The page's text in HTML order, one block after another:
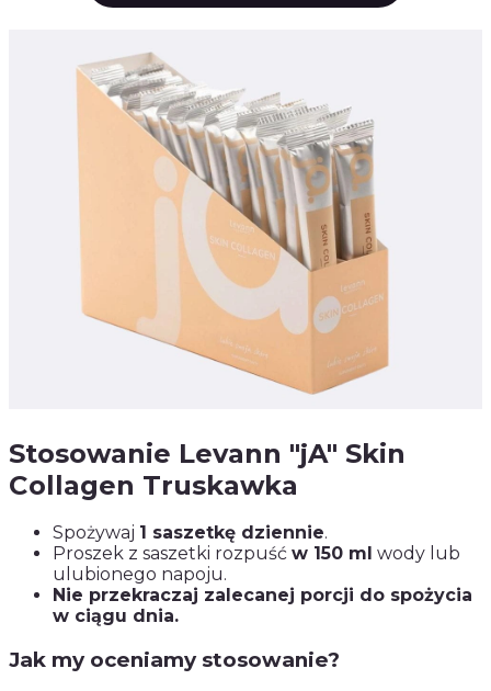
Stosowanie Levann "jA" Skin
Collagen Truskawka
Spożywaj 1 saszetkę dziennie.
Proszek z saszetki rozpuść w 150 ml wody lub
ulubionego napoju.
Nie przekraczaj zalecanej porcji do spożycia
w ciągu dnia.
Jak my oceniamy stosowanie?